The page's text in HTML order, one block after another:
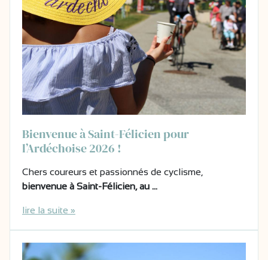
Bienvenue à Saint-Félicien pour
l’Ardéchoise 2026 !
Chers coureurs et passionnés de cyclisme,
bienvenue à Saint-Félicien, au …
lire la suite »